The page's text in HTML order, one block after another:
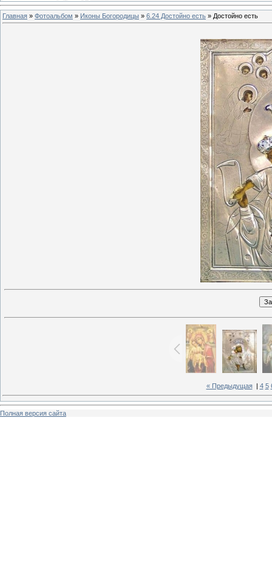
Главная » Фотоальбом » Иконы Богородицы » 6.24 Достойно есть » Достойно есть
« Предыдущая| 4 5
Полная версия сайта